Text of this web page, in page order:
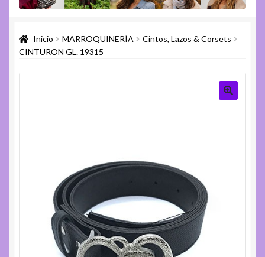
menú
menú
Ayuda
menú
hijo
Inicio MARROQUINERÍA
Cintos, Lazos & Corsets
CINTURON GL. 19315